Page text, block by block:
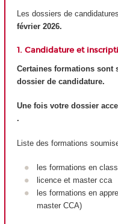
Les dossiers de
février 2026.
1. Candidature et
Certaines formations sont
dossier de candidature.
Une fois votre dossier
.
Liste des formations
les formations en
licence et master cca
les formations en
master CCA)